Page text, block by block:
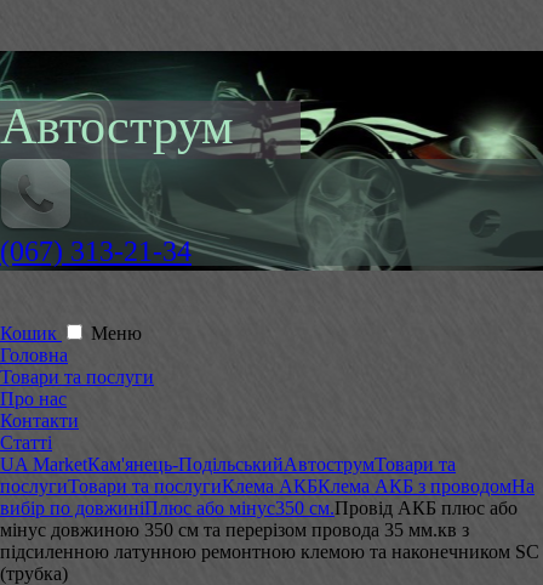
Автострум
(067) 313-21-34
Кошик
Меню
Головна
Товари та послуги
Про нас
Контакти
Статті
UA MarketКам'янець-ПодільськийАвтострумТовари та
послугиТовари та послугиКлема АКБКлема АКБ з проводомНа
вибір по довжиніПлюс або мінус350 см.Провід АКБ плюс або
мінус довжиною 350 см та перерізом провода 35 мм.кв з
підсиленною латунною ремонтною клемою та наконечником SC
(трубка)